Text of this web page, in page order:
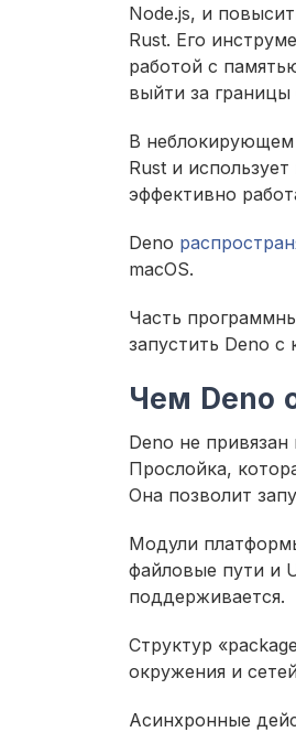
Node.js, и
Rust. Его
работой с
выйти за границы
В неблокирующем
Rust и
эффективно
Deno
macOS.
Часть
запустить Deno
Чем Deno
Deno не
Прослойка,
Она позволит
Модули
файловые пути и
поддерживается.
Структур
окружения и
Асинхронные